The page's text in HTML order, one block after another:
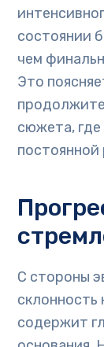
состоянии
чем
Это
сюжета,
постоянной
С стороны
содержит